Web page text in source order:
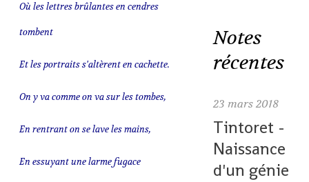
Où les lettres brûlantes en cendres
tombent
Et les portraits s'altèrent en cachette.
On y va comme on va sur les tombes,
En rentrant on se lave les mains,
En essuyant une larme fugace
Notes
récentes
23 mars 2018
Tintoret -
Naissance
d'un génie